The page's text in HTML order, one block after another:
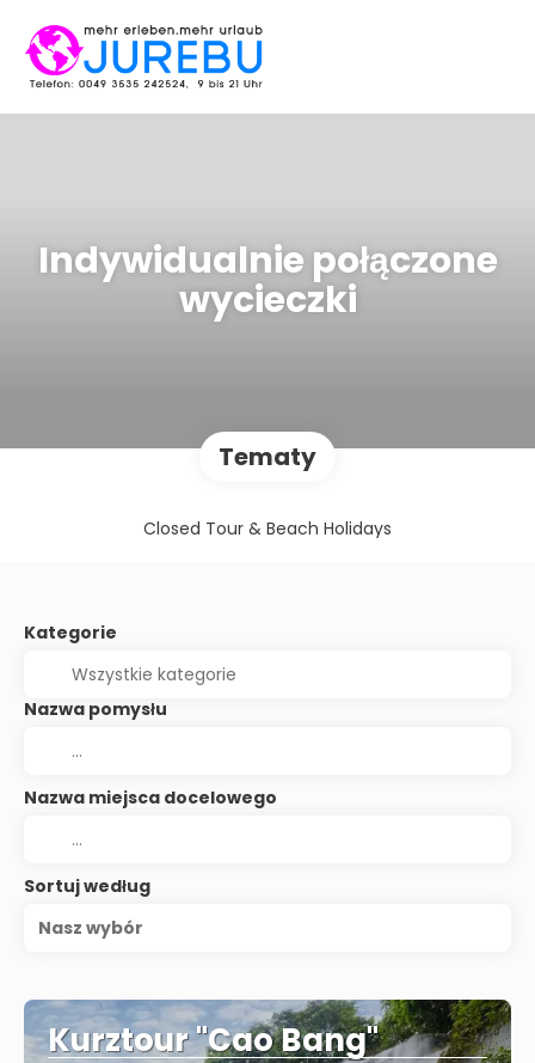
Indywidualnie połączone
wycieczki
Tematy
Closed Tour & Beach Holidays
Kategorie
Nazwa pomysłu
Nazwa miejsca docelowego
Sortuj według
Nasz wybór
Kurztour "Cao Bang"